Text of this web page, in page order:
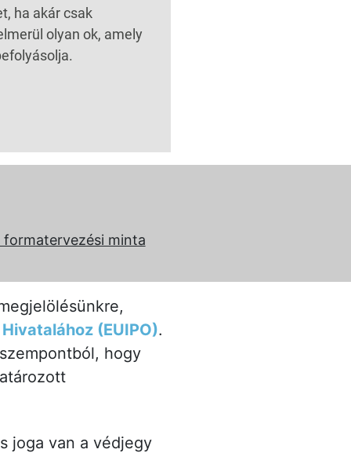
ha akár csak
olyan ok, amely
formatervezési minta
(EUIPO).
hogy
joga van a védjegy